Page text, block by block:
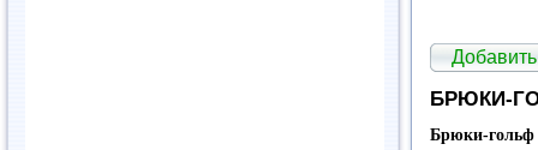
БРЮКИ-
Брюки-гольф